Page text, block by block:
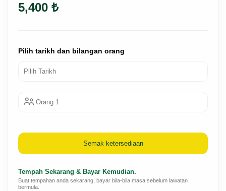
5,400 ₺
Pilih tarikh dan bilangan orang
Orang 1
Semak ketersediaan
Tempah Sekarang & Bayar Kemudian.
Buat tempahan anda sekarang, bayar bila-bila masa sebelum lawatan
bermula.